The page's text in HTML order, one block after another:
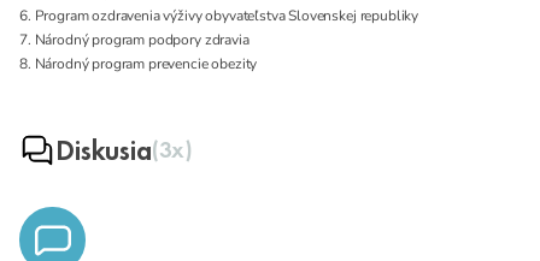
6. Program ozdravenia výživy obyvateľstva Slovenskej republiky
7. Národný program podpory zdravia
8. Národný program prevencie obezity
Diskusia(3x)